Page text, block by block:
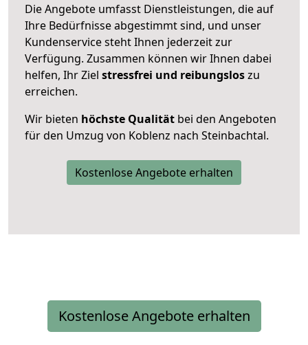
Die Angebote umfasst Dienstleistungen, die auf
Ihre Bedürfnisse abgestimmt sind, und unser
Kundenservice steht Ihnen jederzeit zur
Verfügung. Zusammen können wir Ihnen dabei
helfen, Ihr Ziel stressfrei und reibungsloszu
erreichen.
Wir bieten höchste Qualität bei den Angeboten
für den Umzug von Koblenz nach Steinbachtal.
Kostenlose Angebote erhalten
Kostenlose Angebote erhalten